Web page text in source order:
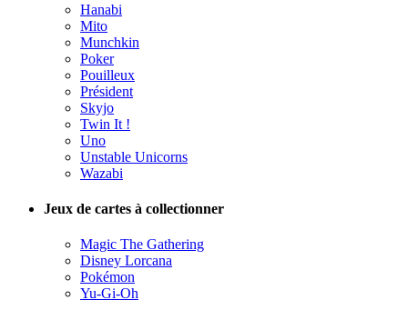
Hanabi
Mito
Munchkin
Poker
Pouilleux
Président
Skyjo
Twin It !
Uno
Unstable Unicorns
Wazabi
Jeux de cartes à collectionner
Magic The Gathering
Disney Lorcana
Pokémon
Yu-Gi-Oh